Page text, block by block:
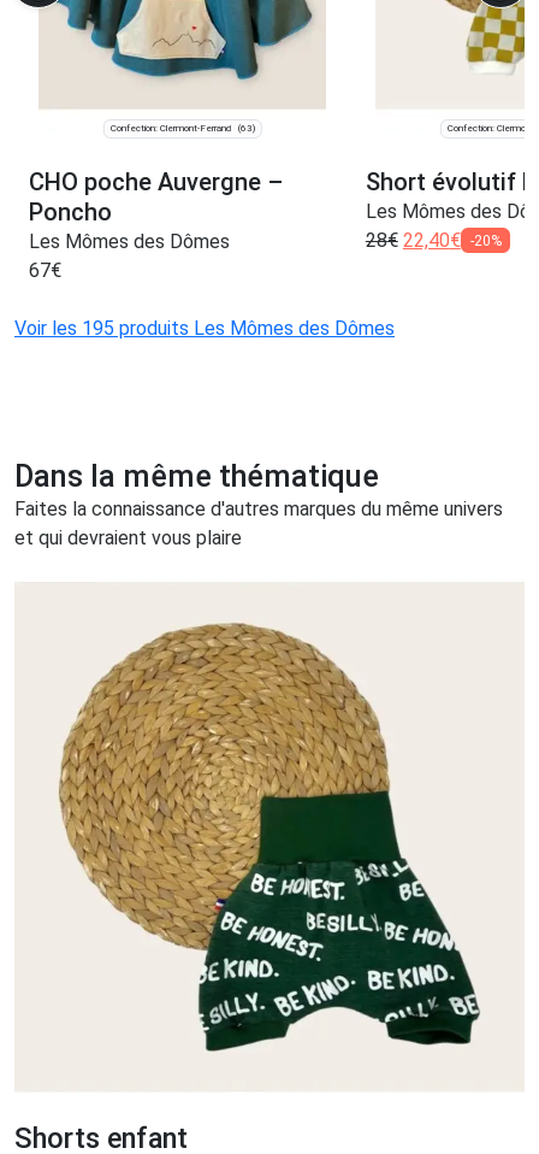
Confection: Clermont-Ferrand (63)
CHO poche Auvergne –
Poncho
Les Mômes des Dômes
67€
Confection: Clermont-
Short évolutif
Les Mômes des
28€ 22,40€ -20%
Voir les 195 produits Les Mômes des Dômes
Dans la même thématique
Faites la connaissance d'autres marques du même univers
et qui devraient vous plaire
Shorts enfant